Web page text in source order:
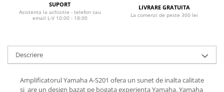
SUPORT
Asistenta la achizitie - telefon sau
email L-V 10:00 - 18:00
LIVRARE GRATUITA
La comenzi de peste 300 lei
Descriere
Amplificatorul Yamaha A-S201 ofera un sunet de inalta calitate
si are un design bazat pe bogata experienta Yamaha. Yamaha